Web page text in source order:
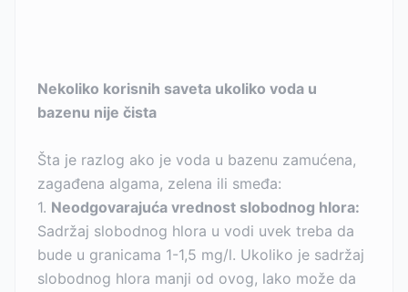
Nekoliko korisnih saveta ukoliko voda u
bazenu nije čista
Šta je razlog ako je voda u bazenu zamućena,
zagađena algama, zelena ili smeđa:
1. Neodgovarajuća vrednost slobodnog hlora:
Sadržaj slobodnog hlora u vodi uvek treba da
bude u granicama 1-1,5 mg/l. Ukoliko je sadržaj
slobodnog hlora manji od ovog, lako može da